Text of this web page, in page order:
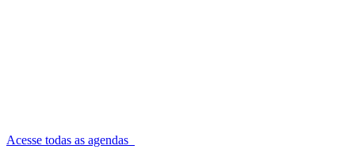
Acesse todas as agendas